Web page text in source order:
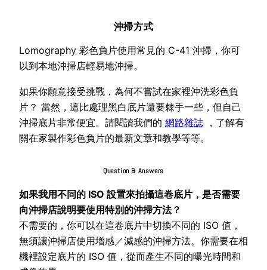
沖掃方式
Lomography 彩色負片使用常見的 C-41 沖掃，你可
以到本地沖掃店輕易地沖掃。
如果你願意接受挑戰，為何不嘗試在家裡沖洗彩色負
片？ 當然，這比處理黑白底片還要棘手一些，但自己
沖掃底片非常便宜。請閱讀我們的 網路雜誌，了解有
關在家製作彩色負片的最新文章和教學等等。
Question & Answers
如果我用不同的 ISO 設置來拍攝這卷底片，是否需要
向沖掃店說明要使用特別的沖掃方法？
不需要的，你可以在這卷底片中切換不同的 ISO 值，
無須讓沖掃店使用增感／減感的沖掃方法。你需要在相
機裡設定底片的 ISO 值，從而產生不同的曝光時間和